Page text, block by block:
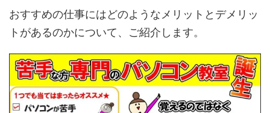
おすすめの仕事にはどのようなメリットとデメリッ
トがあるのかについて、ご紹介します。